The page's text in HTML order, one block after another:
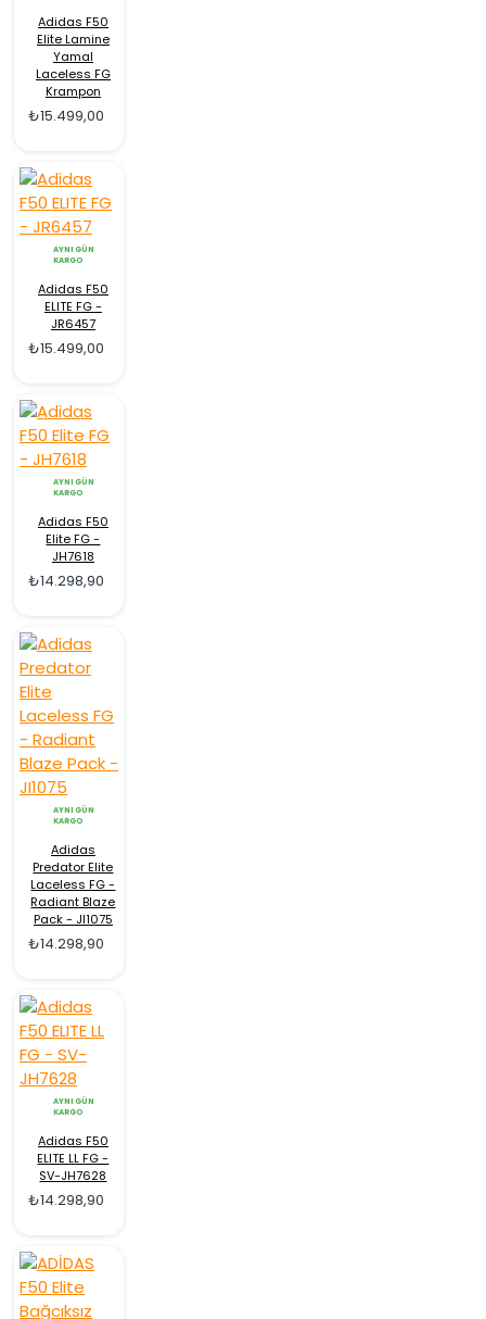
Adidas F50
Elite Lamine
Yamal
Laceless FG
Krampon
₺15.499,00
AYNI GÜN
KARGO
Adidas F50
ELITE FG -
JR6457
₺15.499,00
AYNI GÜN
KARGO
Adidas F50
Elite FG -
JH7618
₺14.298,90
AYNI GÜN
KARGO
Adidas
Predator Elite
Laceless FG -
Radiant Blaze
Pack - JI1075
₺14.298,90
AYNI GÜN
KARGO
Adidas F50
ELITE LL FG -
SV-JH7628
₺14.298,90